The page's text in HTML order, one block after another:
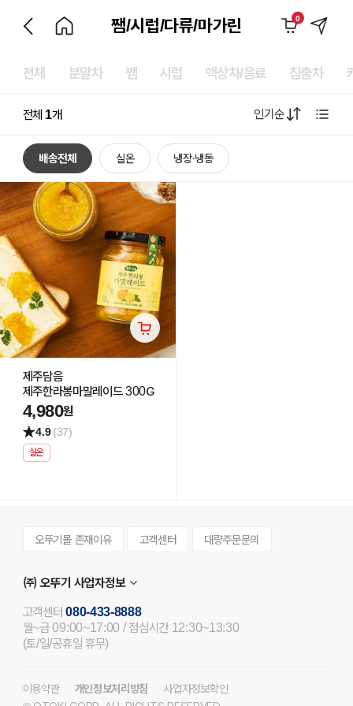
쨈/시럽/다류/마가린 0
전체 분말차 쨈 시럽 액상차/음료 침출차
전체 1개 인기순
배송전체 실온 냉장·냉동
제주담음
제주한라봉마말레이드 300G
4,980원
4.9 (37)
실온
오뚜기몰 존재이유 고객센터 대량주문문의
㈜ 오뚜기 사업자정보
고객센터080-433-8888
월~금 09:00~17:00 / 점심시간 12:30~13:30
(토/일/공휴일 휴무)
이용약관 개인정보처리방침
사업자정보확인